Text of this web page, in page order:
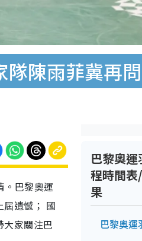
陳雨菲冀再
。巴黎奧運
屆遺憾； 國
家關注巴
巴黎奧
程時間
果
巴黎奧運